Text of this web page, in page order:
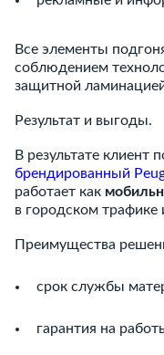
Все элементы
соблюдением
защитной
Результат и выгоды.
В результате клиент
брендированный
работает как
в городском трафике
Преимущества
срок службы
гарантия на